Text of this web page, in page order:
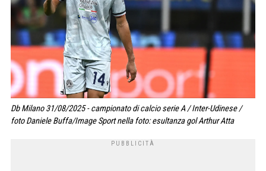
Db Milano 31/08/2025 - campionato di calcio serie A / Inter-Udinese /
foto Daniele Buffa/Image Sport nella foto: esultanza gol Arthur Atta